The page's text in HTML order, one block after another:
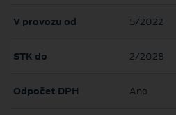
V provozu od 5/2022
STK do 2/2028
Odpočet DPH Ano